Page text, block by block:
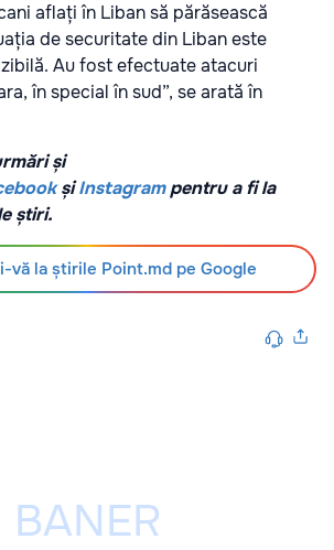
aflați în Liban să părăsească
de securitate din Liban este
Au fost efectuate atacuri
în special în sud”, se arată în
și
șiInstagrampentru a fi la
știri.
vă la știrile Point.md pe Google